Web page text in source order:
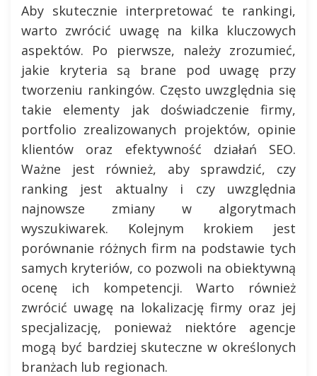
Aby skutecznie interpretować te rankingi,
warto zwrócić uwagę na kilka kluczowych
aspektów. Po pierwsze, należy zrozumieć,
jakie kryteria są brane pod uwagę przy
tworzeniu rankingów. Często uwzględnia się
takie elementy jak doświadczenie firmy,
portfolio zrealizowanych projektów, opinie
klientów oraz efektywność działań SEO.
Ważne jest również, aby sprawdzić, czy
ranking jest aktualny i czy uwzględnia
najnowsze zmiany w algorytmach
wyszukiwarek. Kolejnym krokiem jest
porównanie różnych firm na podstawie tych
samych kryteriów, co pozwoli na obiektywną
ocenę ich kompetencji. Warto również
zwrócić uwagę na lokalizację firmy oraz jej
specjalizację, ponieważ niektóre agencje
mogą być bardziej skuteczne w określonych
branżach lub regionach.